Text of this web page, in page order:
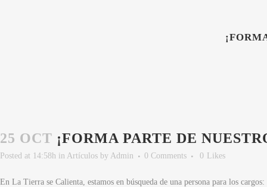
25 OCT ¡FORMA PARTE DE
Posted at 14:58h in Artículos by Admin 0 Comments 0 Likes
En La Tierra se Calienta, estamos en búsqueda de una persona para los cargos: